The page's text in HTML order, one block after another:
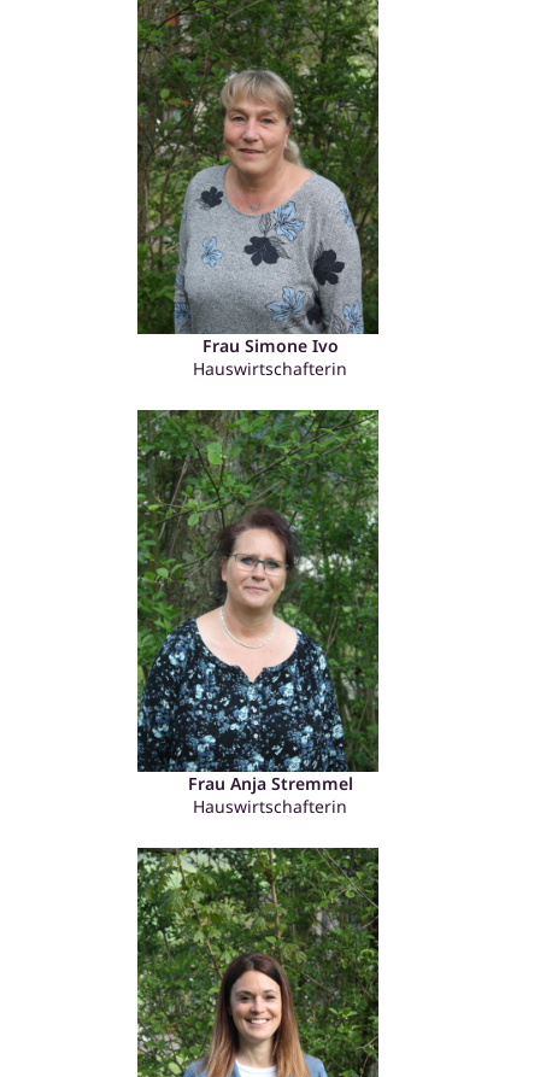
Frau Simone Ivo
Hauswirtschafterin
Frau Anja Stremmel
Hauswirtschafterin